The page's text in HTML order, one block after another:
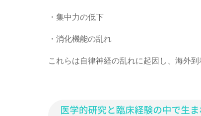
・集中力の低下
・消化機能の乱れ
これらは自律神経の乱れに起因し、海外